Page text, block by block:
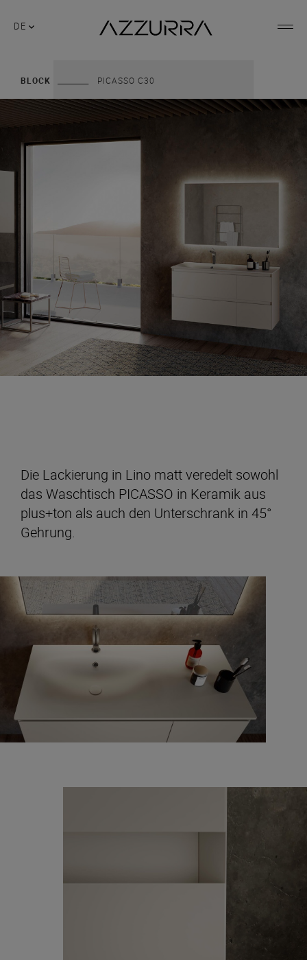
DE
BLOCK PICASSO C30
Die Lackierung in Lino matt veredelt sowohl
das Waschtisch PICASSO in Keramik aus
plus+ton als auch den Unterschrank in 45°
Gehrung.